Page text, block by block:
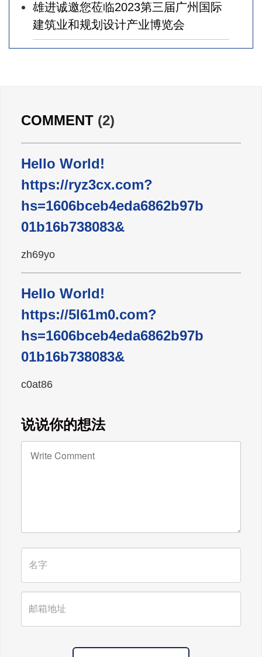
雄进诚邀您莅临2023第三届广州国际
建筑业和规划设计产业博览会
广东雄进｜教师节到了，祝节日健康
快乐!天下老师们身体健康!
广东雄进｜时光不老，久久念孝。祝
福所有老人，年年逢重阳，岁岁皆平
安。
COMMENT (2)
Hello World!
https://ryz3cx.com?
hs=1606bceb4eda6862b97b
01b16b738083&
zh69yo
Hello World!
https://5l61m0.com?
hs=1606bceb4eda6862b97b
01b16b738083&
c0at86
说说你的想法